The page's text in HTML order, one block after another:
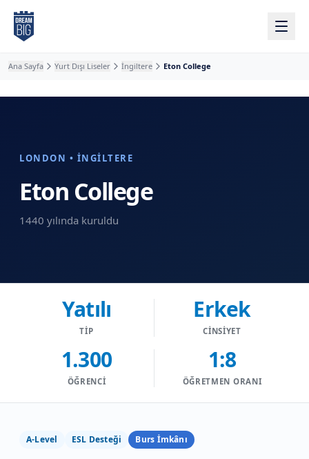
Ana içeriğe atla
Ana Sayfa Yurt Dışı Liseler İngiltere Eton College
LONDON • İNGILTERE
Eton College
1440 yılında kuruldu
Yatılı
TIP
Erkek
CINSIYET
1.300
ÖĞRENCI
1:8
ÖĞRETMEN ORANI
A-Level ESL Desteği Burs İmkânı